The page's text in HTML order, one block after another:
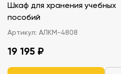
Шкаф для хранения учебных
пособий
Артикул: АЛКМ-4808
19 195 ₽